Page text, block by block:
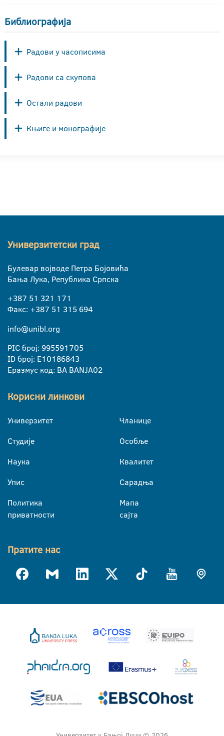
Библиографија
Радови у часописима
Радови са скупова
Остали радови
Књиге и монографије
Универзитетски град
Булевар војводе Петра Бојовића
Бања Лука, Република Српска
+387 51 321 171
Факс: +387 51 315 694
info@unibl.org
PIC број: 995591705
ID број: E10186843
Еразмус код: BA BANJA02
Корисни линкови
Универзитет
Студије
Наука
Упис
Политика
приватности
Чланице
Особље
Квалитет
Сарадња
Мапа
сајта
Пратите нас